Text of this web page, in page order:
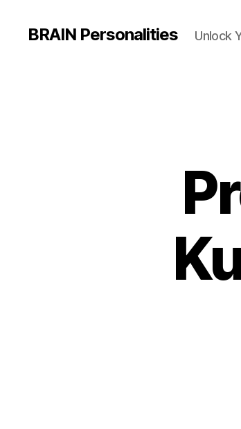
BRAIN Personalities Unlock